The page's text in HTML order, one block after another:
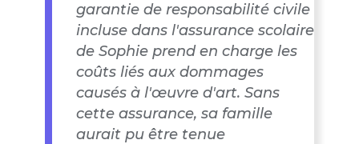
garantie de responsabilité civile
incluse dans l'assurance scolaire
de Sophie prend en charge les
coûts liés aux dommages
causés à l'œuvre d'art. Sans
cette assurance, sa famille
aurait pu être tenue